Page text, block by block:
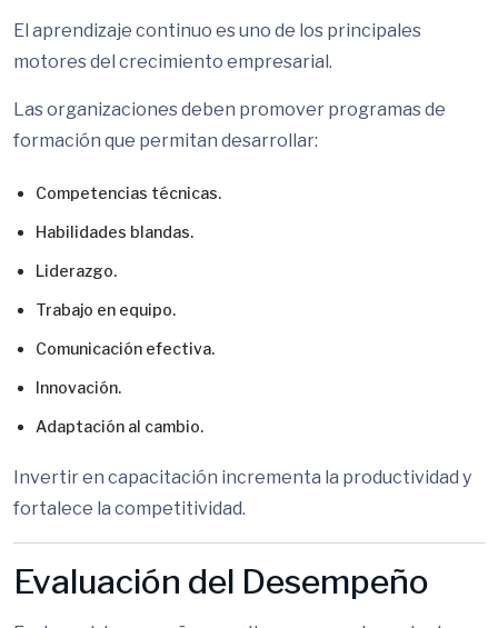
El aprendizaje continuo es uno de los principales
motores del crecimiento empresarial.
Las organizaciones deben promover programas de
formación que permitan desarrollar:
Competencias técnicas.
Habilidades blandas.
Liderazgo.
Trabajo en equipo.
Comunicación efectiva.
Innovación.
Adaptación al cambio.
Invertir en capacitación incrementa la productividad y
fortalece la competitividad.
Evaluación del Desempeño